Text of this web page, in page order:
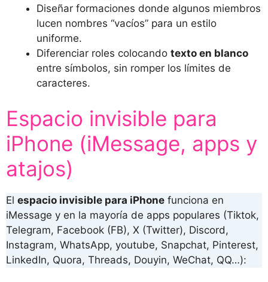
Diseñar formaciones donde algunos miembros
lucen nombres “vacíos” para un estilo
uniforme.
Diferenciar roles colocando texto en blanco
entre símbolos, sin romper los límites de
caracteres.
Espacio invisible para
iPhone (iMessage, apps y
atajos)
El espacio invisible para iPhone funciona en
iMessage y en la mayoría de apps populares (Tiktok,
Telegram, Facebook (FB), X (Twitter), Discord,
Instagram, WhatsApp, youtube, Snapchat, Pinterest,
LinkedIn, Quora, Threads, Douyin, WeChat, QQ…):